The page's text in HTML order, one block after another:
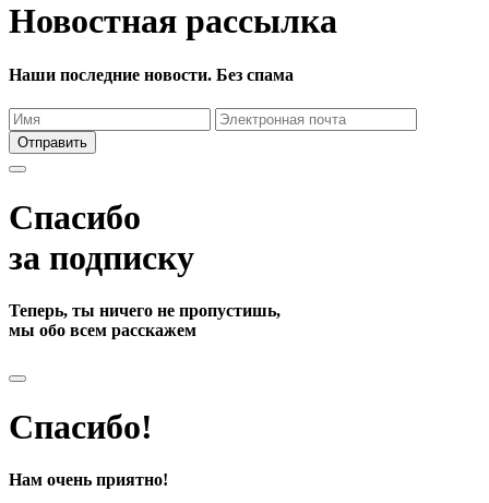
Новостная рассылка
Наши последние новости. Без спама
Отправить
Спасибо
за подписку
Теперь, ты ничего не пропустишь,
мы обо всем расскажем
Спасибо!
Нам очень приятно!